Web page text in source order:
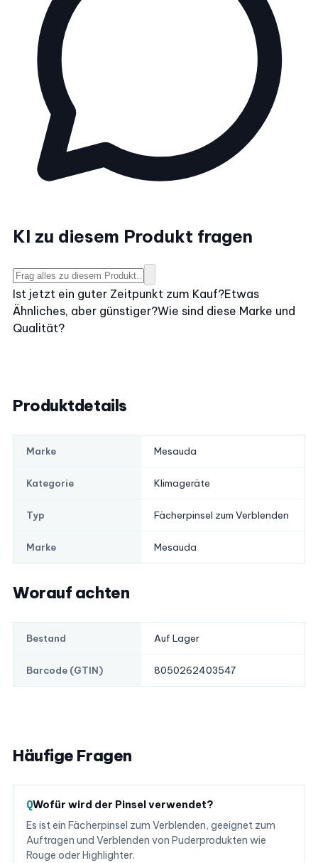
KI zu diesem Produkt fragen
Ist jetzt ein guter Zeitpunkt zum Kauf?Etwas
Ähnliches, aber günstiger?Wie sind diese Marke und
Qualität?
Produktdetails
Marke Mesauda
Kategorie Klimageräte
Typ Fächerpinsel zum Verblenden
Marke Mesauda
Worauf achten
Bestand Auf Lager
Barcode (GTIN) 8050262403547
Häufige Fragen
Wofür wird der Pinsel verwendet?
Es ist ein Fächerpinsel zum Verblenden, geeignet zum
Auftragen und Verblenden von Puderprodukten wie
Rouge oder Highlighter.